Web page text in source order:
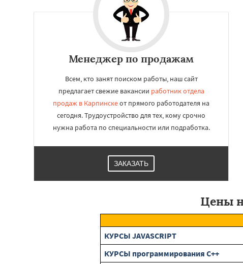
Менеджер по продажам
Всем, кто занят поиском работы, наш сайт
предлагает свежие вакансии работник отдела
продаж в Карпинскеот прямого работодателя на
сегодня. Трудоустройство для тех, кому срочно
нужна работа по специальности или подработка.
ЗАКАЗАТЬ
Цены
КУРСЫ JAVASCRIPT
КУРСЫ программирования C++